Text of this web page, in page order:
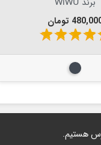
تومان
star
star
star
star
مشکی